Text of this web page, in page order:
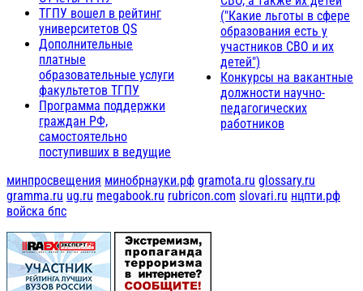
ТГПУ вошел в рейтинг
университетов QS
Дополнительные
платные
образовательные услуги
факультетов ТГПУ
Программа поддержки
граждан РФ,
самостоятельно
поступивших в ведущие
("Какие льготы в сфере
образования есть у
участников СВО и их
детей")
Конкурсы на вакантные
должности научно-
педагогических
работников
минпросвещения минобрнауки.рф gramota.ru glossary.ru
gramma.ru ug.ru megabook.ru rubricon.com slovari.ru нцпти.рф
войска бпс